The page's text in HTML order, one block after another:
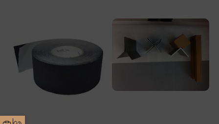
Banda Adeziva Tivek Neagra